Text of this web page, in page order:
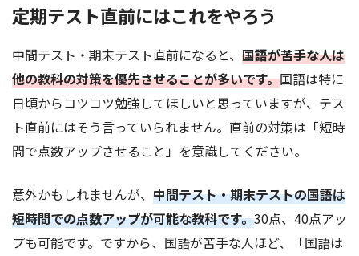
定期テスト直前にはこれをやろう
中間テスト・期末テスト直前になると、 国語が苦手な人は
他の教科の対策を優先させることが多いです。国語は特に
日頃からコツコツ勉強してほしいと思っていますが、テス
ト直前にはそう言っていられません。直前の対策は「短時
間で点数アップさせること」を意識してください。
意外かもしれませんが、 中間テスト・期末テストの国語は
短時間での点数アップが可能な教科です。30点、40点アッ
プも可能です。ですから、国語が苦手な人ほど、「国語は